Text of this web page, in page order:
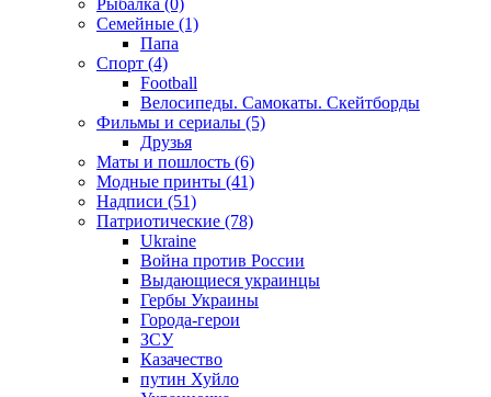
Рыбалка (0)
Семейные (1)
Папа
Спорт (4)
Football
Велосипеды. Самокаты. Скейтборды
Фильмы и сериалы (5)
Друзья
Маты и пошлость (6)
Модные принты (41)
Надписи (51)
Патриотические (78)
Ukraine
Война против России
Выдающиеся украинцы
Гербы Украины
Города-герои
ЗСУ
Казачество
путин Хуйло